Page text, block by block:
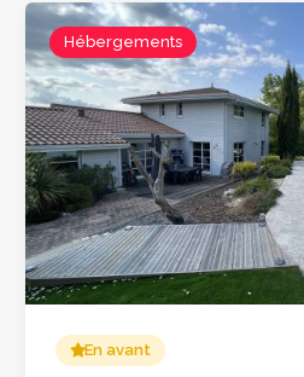
4.4
Hébergements
En avant